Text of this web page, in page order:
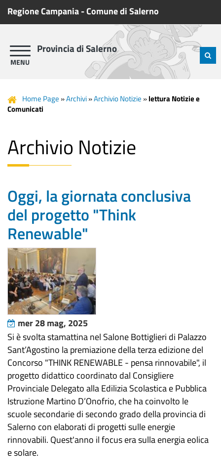
Regione Campania-Comune di Salerno
Provincia di Salerno
Home Page »Archivi»Archivio Notizie »lettura Notizie e
Comunicati
Archivio Notizie
Oggi, la giornata conclusiva
del progetto "Think
Renewable"
mer 28 mag, 2025
Si è svolta stamattina nel Salone Bottiglieri di Palazzo
Sant’Agostino la premiazione della terza edizione del
Concorso "THINK RENEWABLE - pensa rinnovabile", il
progetto didattico coordinato dal Consigliere
Provinciale Delegato alla Edilizia Scolastica e Pubblica
Istruzione Martino D’Onofrio, che ha coinvolto le
scuole secondarie di secondo grado della provincia di
Salerno con elaborati di progetti sulle energie
rinnovabili. Quest'anno il focus era sulla energia eolica
e solare.